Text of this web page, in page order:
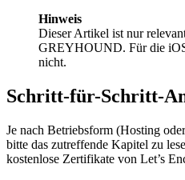
Hinweis
Dieser Artikel ist nur
GREYHOUND. Für die
nicht.
Schritt-für-Schritt-
Je nach Betriebsform (Hosting
bitte das zutreffende Kapitel zu
kostenlose Zertifikate von Let’s